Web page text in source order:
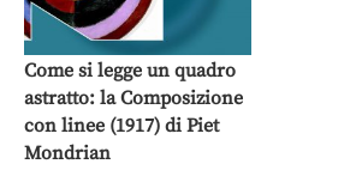
Come si legge un quadro
astratto: la Composizione
con linee (1917) di Piet
Mondrian